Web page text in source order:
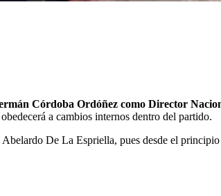
Córdoba Ordóñez como Director
a cambios internos dentro del partido.
De La Espriella, pues desde el